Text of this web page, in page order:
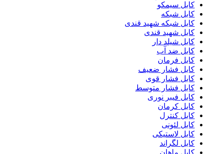
کابل سیمکو
کابل شبکه
کابل شبکه شهید قندی
کابل شهید قندی
کابل شیلد دار
کابل ضد آب
کابل فرمان
کابل فشار ضعیف
کابل فشار قوی
کابل فشار متوسط
کابل فیبر نوری
کابل کرمان
کابل کنترل
کابل لئونی
کابل لاستیکی
کابل لگراند